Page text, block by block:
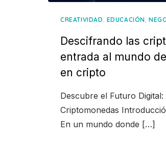
CREATIVIDAD, EDUCACIÓN,
Descifrando las
entrada al mundo
en cripto
Descubre el Futuro
Criptomonedas
En un mundo donde […]